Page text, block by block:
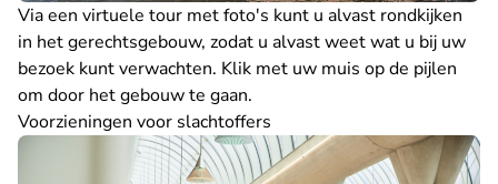
Viaeen virtuele tour met foto's kunt u alvast rondkijken
in het gerechtsgebouw, zodat u alvast weet wat u bij uw
bezoek kunt verwachten. Klik met uw muis op de pijlen
om door het gebouw te gaan.
Voorzieningen voor slachtoffers